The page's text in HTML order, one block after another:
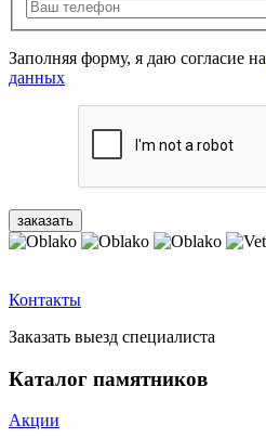
Заполняя форму, я даю согласие на
данных
Контакты
Заказать выезд специалиста
Каталог памятников
Акции